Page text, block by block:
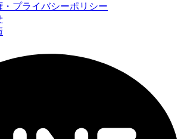
・プライバシーポリシー